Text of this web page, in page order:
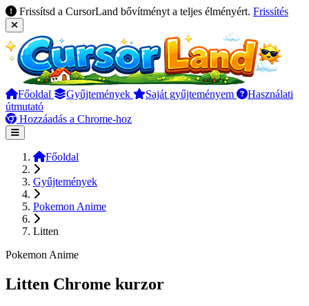
Frissítsd a CursorLand bővítményt a teljes élményért. Frissítés
Főoldal Gyűjtemények Saját gyűjteményem
Használati
útmutató
Hozzáadás a Chrome-hoz
Főoldal
Gyűjtemények
Pokemon Anime
Litten
Pokemon Anime
Litten Chrome kurzor